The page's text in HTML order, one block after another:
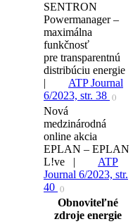
SENTRON
Powermanager –
maximálna
funkčnosť
pre transparentnú
distribúciu energie
|
ATP Journal
6/2023, str. 38
()
Nová
medzinárodná
online akcia
EPLAN – EPLAN
L!ve |
ATP
Journal 6/2023, str.
40
()
Obnoviteľné
zdroje energie